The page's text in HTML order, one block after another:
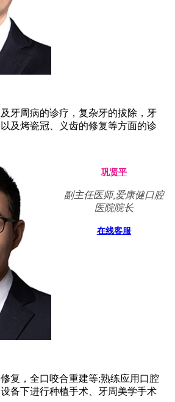
牙周病的诊疗，复杂牙的拔除，牙
及烤瓷冠、义齿的修复等方面的诊
巩贤平
副主任医师,爱康健口腔
医院院长
在线客服
复，全口咬合重建等;熟练应用口腔
备下进行种植手术、牙周美学手术